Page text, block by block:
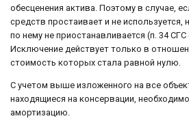
обесценения актива. Поэтому в случае,
средств простаивает и не используется,
по нему не приостанавливается (п. 34
Исключение действует только в
стоимость которых стала равной нулю.
С учетом выше изложенного на все
находящиеся на консервации,
амортизацию.